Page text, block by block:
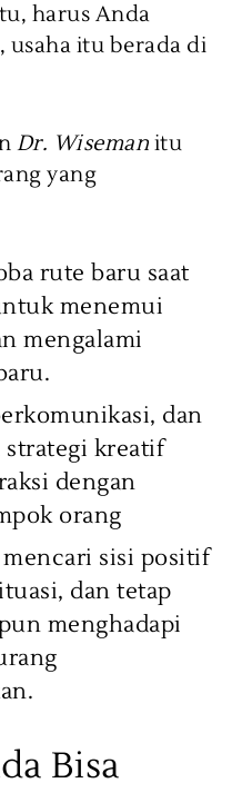
harus Anda
usaha itu berada di
Dr. Wiseman itu
yang
rute baru saat
menemui
mengalami
dan
strategi kreatif
dengan
orang
sisi positif
dan tetap
menghadapi
Bisa